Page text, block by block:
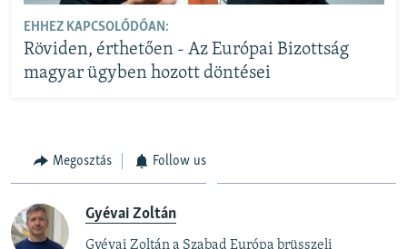
EHHEZ KAPCSOLÓDÓAN:
Röviden, érthetően - Az Európai Bizottság
magyar ügyben hozott döntései
Megosztás Follow us
Gyévai Zoltán
Gyévai Zoltán a Szabad Európa brüsszeli